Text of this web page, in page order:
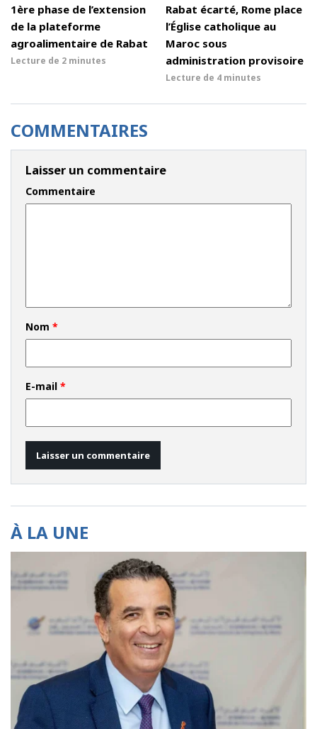
1ère phase de l’extension
de la plateforme
agroalimentaire de Rabat
Lecture de 2 minutes
Rabat écarté, Rome place
l’Église catholique au
Maroc sous
administration provisoire
Lecture de 4 minutes
COMMENTAIRES
Laisser un commentaire
Commentaire
Nom *
E-mail *
À LA UNE